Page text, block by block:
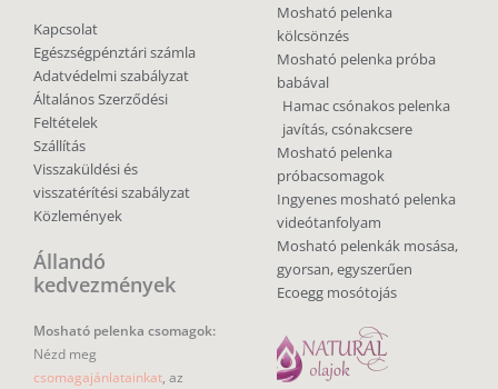
Kapcsolat
Egészségpénztári számla
Adatvédelmi szabályzat
Általános Szerződési
Feltételek
Szállítás
Visszaküldési és
visszatérítési szabályzat
Közlemények
Állandó
kedvezmények
Mosható pelenka csomagok:
Nézd meg
csomagajánlatainkat, az
Mosható pelenka
kölcsönzés
Mosható pelenka próba
babával
Hamac csónakos pelenka
javítás, csónakcsere
Mosható pelenka
próbacsomagok
Ingyenes mosható pelenka
videótanfolyam
Mosható pelenkák mosása,
gyorsan, egyszerűen
Ecoegg mosótojás